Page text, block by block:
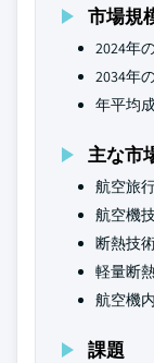
市場規
2024年
2034年
年平均
主な市
航空旅
航空機
断熱技
軽量断
航空機
課題